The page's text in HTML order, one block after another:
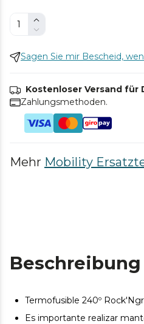
Sagen Sie mir Bescheid,
Kostenloser Versand für
Zahlungsmethoden.
Mehr Mobility
Beschreibung
Termofusible 240º
Es importante realizar